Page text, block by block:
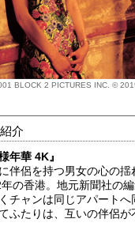
BLOCK 2 PICTURES INC. ©
介
年華 4K』
伴侶を持つ男女の心の揺
の香港。地元新聞社の
チャンは同じアパートへ
ふたりは、互いの伴侶